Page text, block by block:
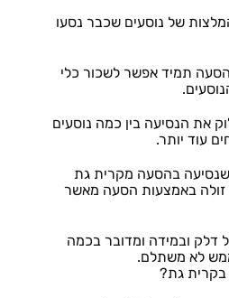
של נוסעים שכבר נסעו
הסעה תמיד אפשר לשכור כלי
את הנסיעה בין כמה נוסעים
עוד יותר.
שנסיעה בהסעה מקרית גת
זולה באמצעות הסעה מאשר
ובמידה ומדובר בכמה
לא משתלם.
גת?